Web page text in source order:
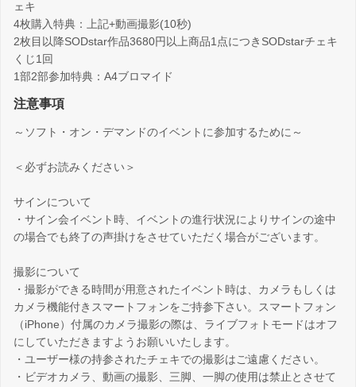
ェキ
4枚購入特典：上記+動画撮影(10秒)
2枚目以降SODstar作品3680円以上商品1点につきSODstarチェキ
くじ1回
1部2部参加特典：A4ブロマイド
注意事項
～ソフト・オン・デマンドのイベントに参加するために～
＜必ずお読みください＞
サインについて
・サイン会イベント時、イベントの進行状況によりサインの途中
の場合でも終了の声掛けをさせていただく場合がございます。
撮影について
・撮影ができる時間が用意されたイベント時は、カメラもしくは
カメラ機能付きスマートフォンをご持参下さい。スマートフォン
（iPhone）付属のカメラ撮影の際は、ライブフォトモードはオフ
にしていただきますようお願いいたします。
・ユーザー様の持参されたチェキでの撮影はご遠慮ください。
・ビデオカメラ、動画の撮影、三脚、一脚の使用は禁止とさせて